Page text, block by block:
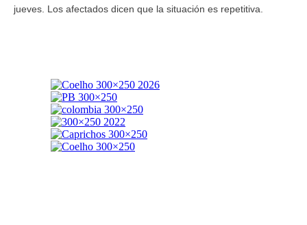
jueves. Los afectados dicen que la situación es repetitiva.